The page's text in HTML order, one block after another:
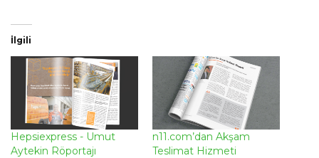
İlgili
Hepsiexpress - Umut
Aytekin Röportajı
n11.com’dan Akşam
Teslimat Hizmeti